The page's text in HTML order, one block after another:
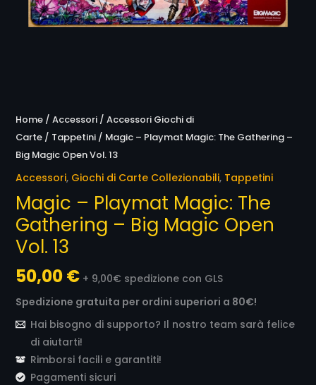
Home/ Accessori/ Accessori Giochi di
Carte/ Tappetini/ Magic – Playmat Magic: The Gathering –
Big Magic Open Vol. 13
Accessori, Giochi di Carte Collezionabili, Tappetini
Magic – Playmat Magic: The
Gathering – Big Magic Open
Vol. 13
50,00€ + 9,00€ spedizione con GLS
Spedizione gratuita per ordini superiori a 80€!
Hai bisogno di supporto? Il nostro team sarà felice
di aiutarti!
Rimborsi facili e garantiti!
Pagamenti sicuri
quantità